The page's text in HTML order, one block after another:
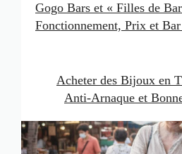
Gogo Bars et « Filles de
Fonctionnement, Prix et
Acheter des Bijoux en
Anti-Arnaque et